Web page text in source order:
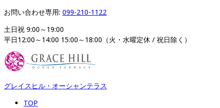
お問い合わせ専用: 099-210-1122
土日祝 9:00～19:00
平日12:00～14:00 15:00～18:00（火・水曜定休 / 祝日除く）
グレイスヒル・オーシャンテラス
TOP